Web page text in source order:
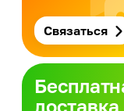
Связаться
доставка